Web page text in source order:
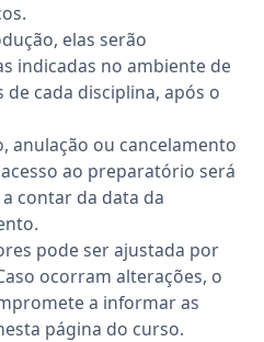
elas serão
indicadas no ambiente de
cada disciplina, após o
anulação ou cancelamento
ao preparatório será
contar da data da
pode ser ajustada por
ocorram alterações, o
a informar as
página do curso.